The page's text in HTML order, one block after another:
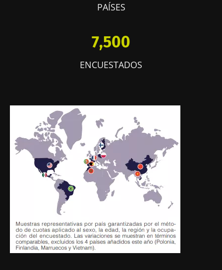
PAÍSES
7,500
ENCUESTADOS